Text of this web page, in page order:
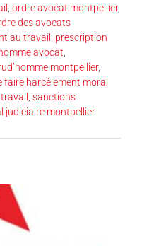
, ordre avocat montpellier,
des avocats
au travail , prescription
avocat,
montpellier,
faire harcèlement moral
, sanctions
judiciaire montpellier